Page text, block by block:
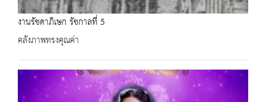
งานรัชดาภิเษก รัชกาลที่ 5
คลังภาพทรงคุณค่า